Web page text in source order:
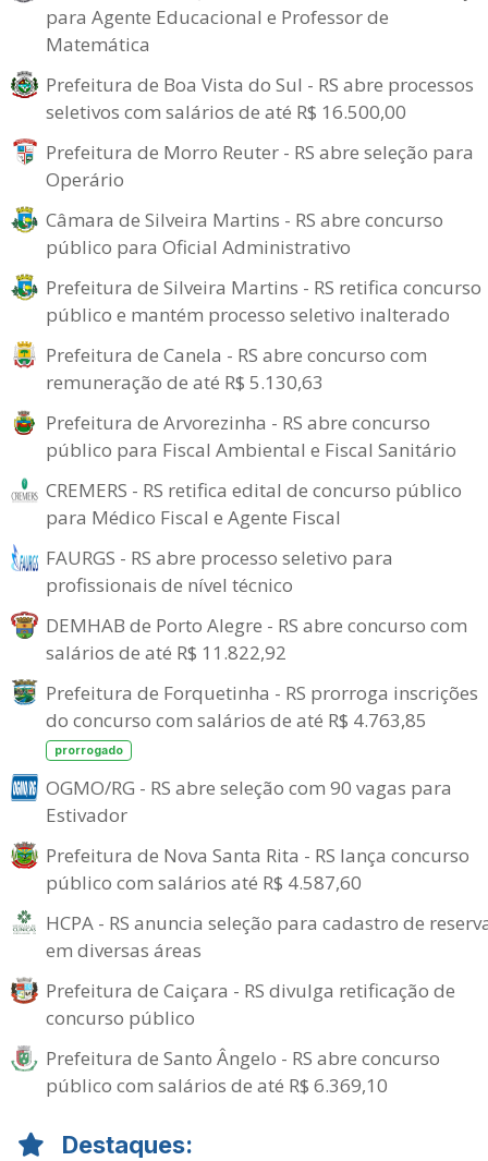
para Agente Educacional e Professor de
Matemática
Prefeitura de Boa Vista do Sul - RS abre processos
seletivos com salários de até R$ 16.500,00
Prefeitura de Morro Reuter - RS abre seleção para
Operário
Câmara de Silveira Martins - RS abre concurso
público para Oficial Administrativo
Prefeitura de Silveira Martins - RS retifica concurso
público e mantém processo seletivo inalterado
Prefeitura de Canela - RS abre concurso com
remuneração de até R$ 5.130,63
Prefeitura de Arvorezinha - RS abre concurso
público para Fiscal Ambiental e Fiscal Sanitário
CREMERS - RS retifica edital de concurso público
para Médico Fiscal e Agente Fiscal
FAURGS - RS abre processo seletivo para
profissionais de nível técnico
DEMHAB de Porto Alegre - RS abre concurso com
salários de até R$ 11.822,92
Prefeitura de Forquetinha - RS prorroga inscrições
do concurso com salários de até R$ 4.763,85
prorrogado
OGMO/RG - RS abre seleção com 90 vagas para
Estivador
Prefeitura de Nova Santa Rita - RS lança concurso
público com salários até R$ 4.587,60
HCPA - RS anuncia seleção para cadastro de
em diversas áreas
Prefeitura de Caiçara - RS divulga retificação de
concurso público
Prefeitura de Santo Ângelo - RS abre concurso
público com salários de até R$ 6.369,10
Destaques: